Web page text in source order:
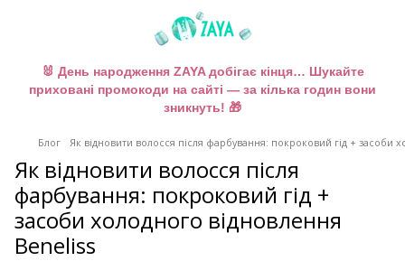
🐰 День народження ZAYA добігає кінця… Шукайте
приховані промокоди на сайті — за кілька годин вони
зникнуть! 🎁
Блог Як відновити волосся після фарбування: покроковий гід + засоби
Як відновити волосся після
фарбування: покроковий гід +
засоби холодного відновлення
Beneliss